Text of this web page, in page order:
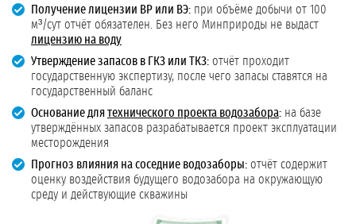
Получение лицензии ВР или ВЭ: при объёме добычи от 100
м³/сут отчёт обязателен. Без него Минприроды не выдаст
лицензию на воду
Утверждение запасов в ГКЗ или ТКЗ: отчёт проходит
государственную экспертизу, после чего запасы ставятся на
государственный баланс
Основание длятехнического проекта водозабора: на базе
утверждённых запасов разрабатывается проект эксплуатации
месторождения
Прогноз влияния на соседние водозаборы: отчёт содержит
оценку воздействия будущего водозабора на окружающую
среду и действующие скважины